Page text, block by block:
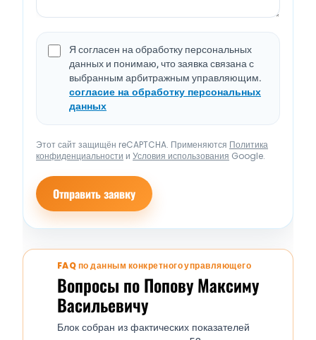
Я согласен на обработку персональных
данных и понимаю, что заявка связана с
выбранным арбитражным управляющим.
согласие на обработку персональных
данных
Этот сайт защищён reCAPTCHA. Применяются Политика
конфиденциальности и Условия использования Google.
Отправить заявку
FAQ по данным конкретного управляющего
Вопросы по Попову Максиму
Васильевичу
Блок собран из фактических показателей